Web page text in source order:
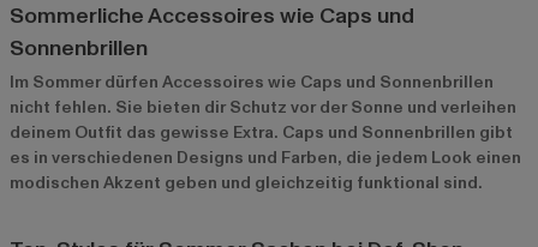
Sommerliche Accessoires wie Caps und
Sonnenbrillen
Im Sommer dürfen Accessoires wie Caps und Sonnenbrillen
nicht fehlen. Sie bieten dir Schutz vor der Sonne und verleihen
deinem Outfit das gewisse Extra. Caps und Sonnenbrillen gibt
es in verschiedenen Designs und Farben, die jedem Look einen
modischen Akzent geben und gleichzeitig funktional sind.